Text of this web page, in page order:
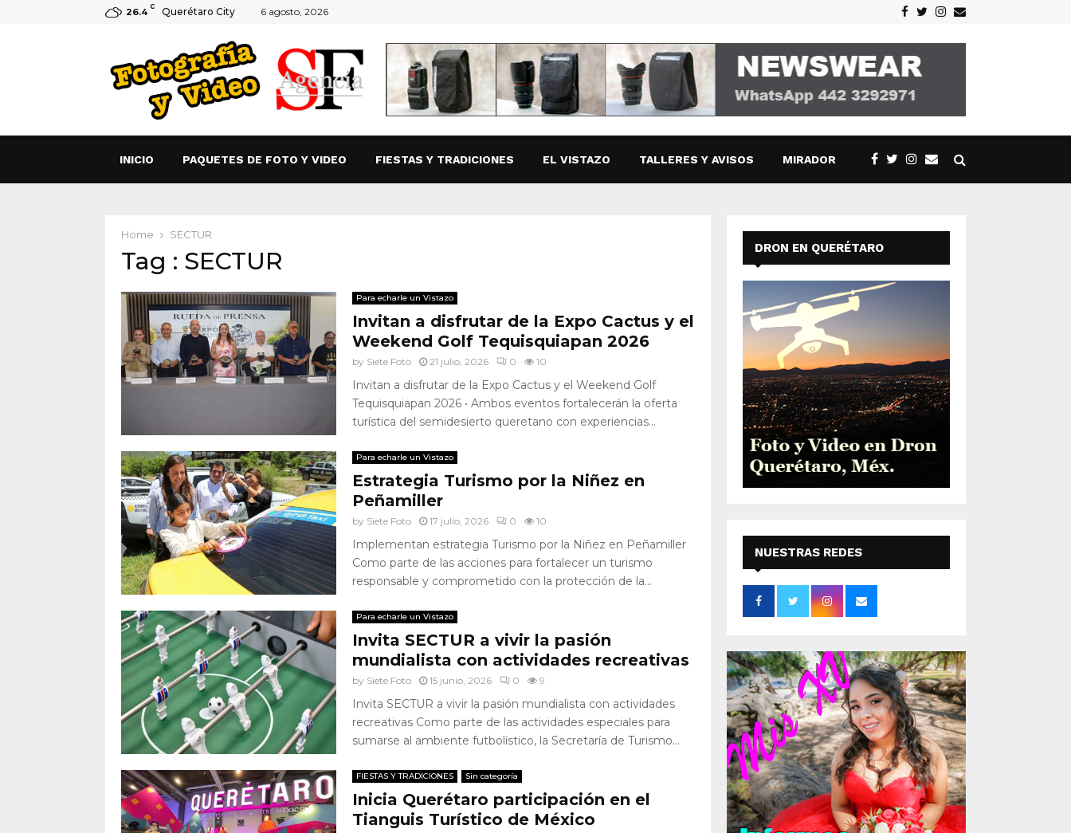
26.4 C Querétaro City 6 agosto, 2026 Facebook
TwitterInstagram
Email
INICIO PAQUETES DE FOTO Y VIDEO FIESTAS Y TRADICIONES EL VISTAZO TALLERES Y AVISOS MIRADOR
Home SECTUR
Tag : SECTUR
Para echarle un Vistazo
Invitan a disfrutar de la Expo Cactus y el
Weekend Golf Tequisquiapan 2026
by Siete Foto 21 julio, 2026 0 10
Invitan a disfrutar de la Expo Cactus y el Weekend Golf
Tequisquiapan 2026 • Ambos eventos fortalecerán la oferta
turística del semidesierto queretano con experiencias...
Para echarle un Vistazo
Estrategia Turismo por la Niñez en
Peñamiller
by Siete Foto 17 julio, 2026 0 10
Implementan estrategia Turismo por la Niñez en Peñamiller
Como parte de las acciones para fortalecer un turismo
responsable y comprometido con la protección de la...
Para echarle un Vistazo
Invita SECTUR a vivir la pasión
mundialista con actividades recreativas
by Siete Foto 15 junio, 2026 0 9
Invita SECTUR a vivir la pasión mundialista con actividades
recreativas Como parte de las actividades especiales para
sumarse al ambiente futbolístico, la Secretaría de Turismo...
FIESTAS Y TRADICIONES Sin categoría
Inicia Querétaro participación en el
Tianguis Turístico de México
DRON EN QUERÉTARO
NUESTRAS REDES
SOCIALES